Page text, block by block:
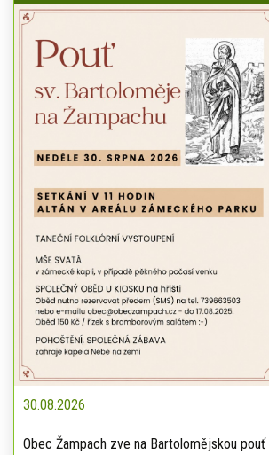
30.08.2026
Obec Žampach zve na Bartolomějskou pouť